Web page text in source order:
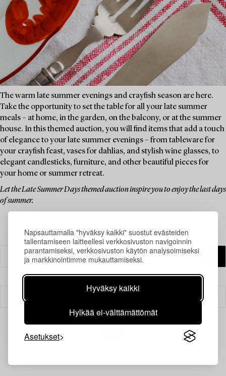
Napsauttamalla "hyväksy kaikki" suostut evästeiden
tallentamiseen laitteellesi verkkosivuston navigoinnin
parantamiseksi, verkkosivuston käytön analysoimiseksi
ja markkinointimme mukauttamiseksi.
Hyväksy kaikki
Hylkää ei-välttämättömät
Asetukset
The warm late summer evenings and crayfish season are here.
Take the opportunity to set the table for all your late summer
meals – at home, in the garden, on the balcony, or at the summer
house. In this themed auction, you will find items that add a touch
of elegance to your late summer evenings – from tableware for
your crayfish feast, vases for dahlias, and stylish wine glasses, to
elegant candlesticks, furniture, and other beautiful pieces for
your home or summer retreat.
Let the Late Summer Days themed auction inspire you to enjoy the last days
of summer.